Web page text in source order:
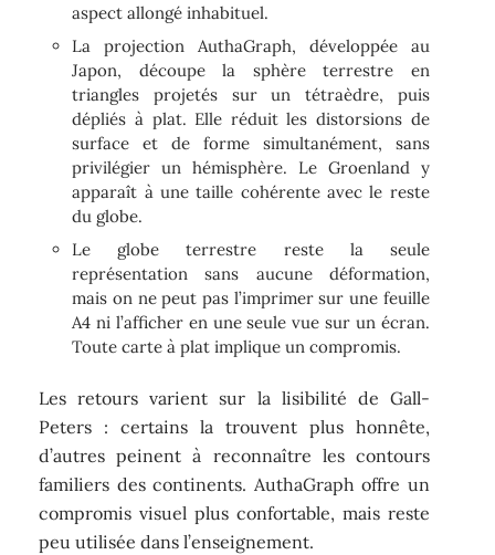
aspect allongé inhabituel.
La projection AuthaGraph, développée au
Japon, découpe la sphère terrestre en
triangles projetés sur un tétraèdre, puis
dépliés à plat. Elle réduit les distorsions de
surface et de forme simultanément, sans
privilégier un hémisphère. Le Groenland y
apparaît à une taille cohérente avec le reste
du globe.
Le globe terrestre reste la seule
représentation sans aucune déformation,
mais on ne peut pas l’imprimer sur une feuille
A4 ni l’afficher en une seule vue sur un écran.
Toute carte à plat implique un compromis.
Les retours varient sur la lisibilité de Gall-
Peters : certains la trouvent plus honnête,
d’autres peinent à reconnaître les contours
familiers des continents. AuthaGraph offre un
compromis visuel plus confortable, mais reste
peu utilisée dans l’enseignement.